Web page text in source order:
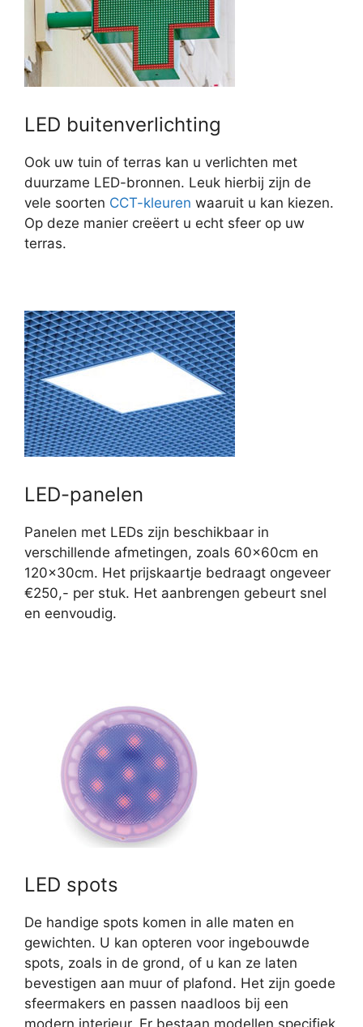
LED buitenverlichting
Ook uw tuin of terras kan u verlichten met
duurzame LED-bronnen. Leuk hierbij zijn de
vele soorten CCT-kleuren waaruit u kan kiezen.
Op deze manier creëert u echt sfeer op uw
terras.
LED-panelen
Panelen met LEDs zijn beschikbaar in
verschillende afmetingen, zoals 60x60cm en
120x30cm. Het prijskaartje bedraagt ongeveer
€250,- per stuk. Het aanbrengen gebeurt snel
en eenvoudig.
LED spots
De handige spots komen in alle maten en
gewichten. U kan opteren voor ingebouwde
spots, zoals in de grond, of u kan ze laten
bevestigen aan muur of plafond. Het zijn goede
sfeermakers en passen naadloos bij een